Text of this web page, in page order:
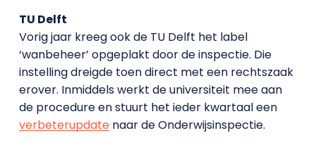
TU Delft
Vorig jaar kreeg ook de TU Delft het label
‘wanbeheer’ opgeplakt door de inspectie. Die
instelling dreigde toen direct met een rechtszaak
erover. Inmiddels werkt de universiteit mee aan
de procedure en stuurt het ieder kwartaal een
verbeterupdatenaar de Onderwijsinspectie.